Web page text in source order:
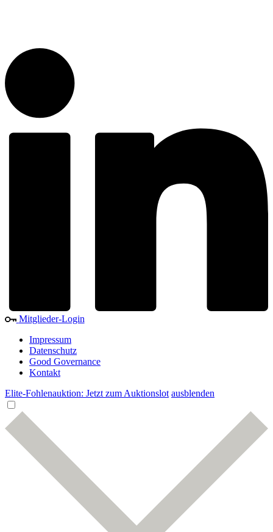
Mitglieder-Login
Impressum
Datenschutz
Good Governance
Kontakt
Elite-Fohlenauktion: Jetzt zum Auktionslot ausblenden